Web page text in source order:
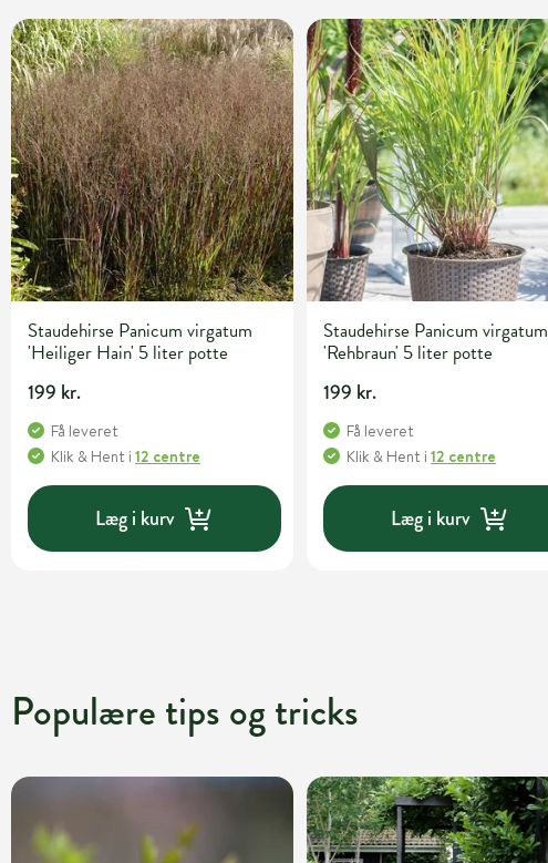
Staudehirse Panicum virgatum
'Heiliger Hain' 5 liter potte
199 kr.
Få leveret
Klik & Hent i 12 centre
Læg i kurv
Staudehirse Panicum virgatum
'Rehbraun' 5 liter potte
199 kr.
Få leveret
Klik & Hent i12 centre
Læg i kurv
Populære tips og tricks